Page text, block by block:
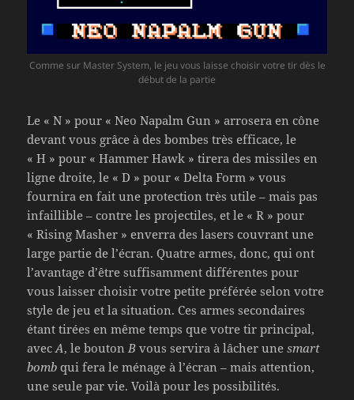
Comme sur Master System, le jeu vous laisse choisir votre tir dès le
début de la partie
Le « N » pour « Neo Napalm Gun » arrosera en cône
devant vous grâce à des bombes très efficace, le
« H » pour « Hammer Hawk » tirera des missiles en
ligne droite, le « D » pour « Delta Form » vous
fournira en fait une protection très utile – mais pas
infaillible – contre les projectiles, et le « R » pour
« Rising Masher » enverra des lasers couvrant une
large partie de l’écran. Quatre armes, donc, qui ont
l’avantage d’être suffisamment différentes pour
vous laisser choisir votre petite préférée selon votre
style de jeu et la situation. Ces armes secondaires
étant tirées en même temps que votre tir principal,
avecA, le bouton B vous servira à lâcher unesmart
bomb qui fera le ménage à l’écran – mais attention,
une seule par vie. Voilà pour les possibilités.